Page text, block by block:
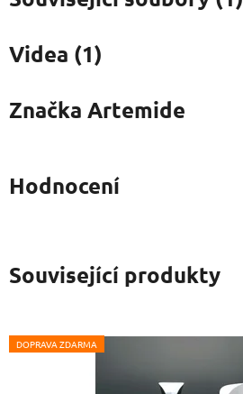
Videa (1)
Značka Artemide
Hodnocení
Související produkty
DOPRAVA ZDARMA